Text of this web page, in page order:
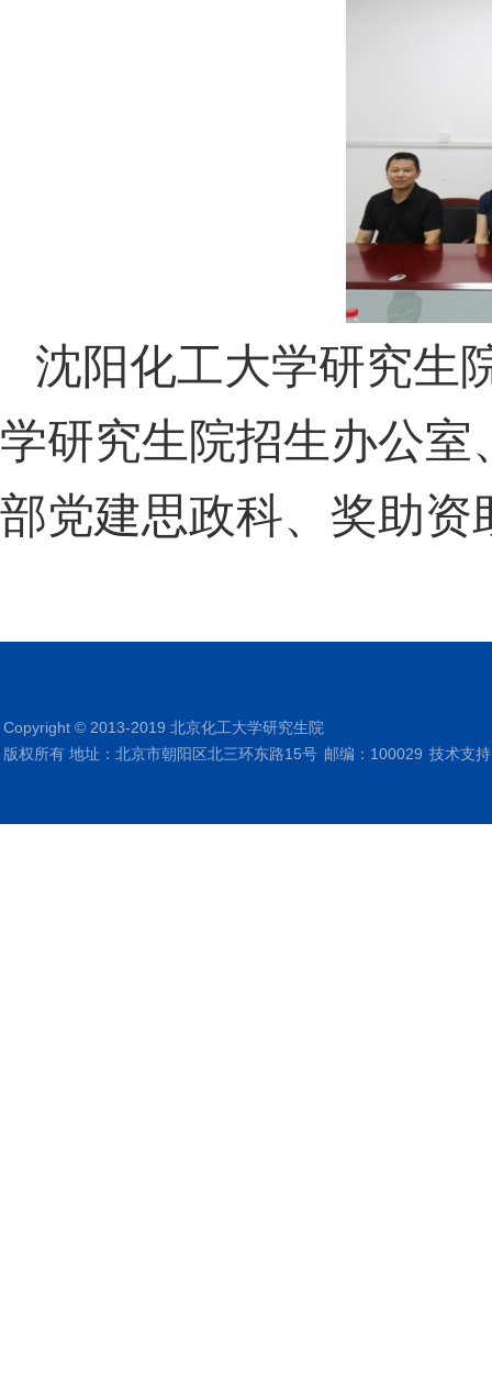
沈阳化工大学研究生
学研究生院招生办公
部党建思政科、奖助
Copyright © 2013-2019 北京化工大学研究生院
版权所有 地址：北京市朝阳区北三环东路15号 邮编：100029 技术支